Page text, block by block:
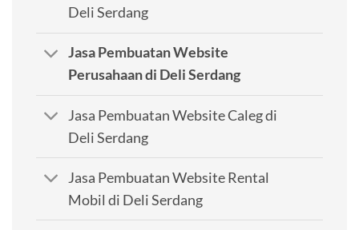
Deli Serdang
Jasa Pembuatan Website
Perusahaan di Deli Serdang
Jasa Pembuatan Website Caleg di
Deli Serdang
Jasa Pembuatan Website Rental
Mobil di Deli Serdang